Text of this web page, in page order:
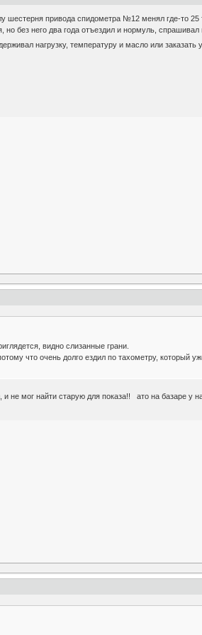
шестерня привода спидометра №12 менял где-то
без него два года отъездил и нормуль,
нагрузку, температуру и масло или
видно слизанные грани.
что очень долго ездил по тахометру, который
не мог найти старую для показа!! ато на базаре у